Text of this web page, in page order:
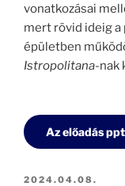
vonatkozásai
mert rövid ideig a
épületben
Istropolitana-nak
Az előadás
BEKÜLDVE:
2024.04.08.